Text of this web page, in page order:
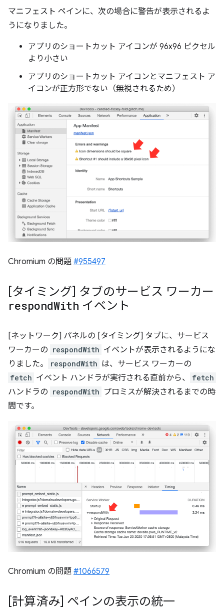
マニフェスト ペインに、次の場合に警告が表示されるよ
うになりました。
アプリのショートカット アイコンが 96x96 ピクセル
より小さい
アプリのショートカット アイコンとマニフェスト ア
イコンが正方形でない（無視されるため）
Chromium の問題 #955497
[タイミング] タブのサービス ワーカー
respondWith イベント
[ネットワーク] パネルの [タイミング] タブに、サービス
ワーカーの respondWith イベントが表示されるようにな
りました。
respondWith は、サービス ワーカーの
fetch イベント ハンドラが実行される直前から、 fetch
ハンドラの respondWith プロミスが解決されるまでの時
間です。
Chromium の問題 #1066579
[計算済み] ペインの表示の統一